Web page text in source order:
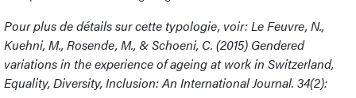
Pour plus de détails sur cette typologie, voir: Le Feuvre, N.,
Kuehni, M., Rosende, M., & Schoeni, C. (2015) Gendered
variations in the experience of ageing at work in Switzerland,
Equality, Diversity, Inclusion: An International Journal. 34(2):